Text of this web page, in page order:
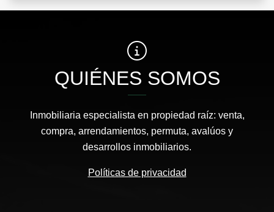
QUIÉNES SOMOS
Inmobiliaria especialista en propiedad raíz: venta,
compra, arrendamientos, permuta, avalúos y
desarrollos inmobiliarios.
Políticas de privacidad